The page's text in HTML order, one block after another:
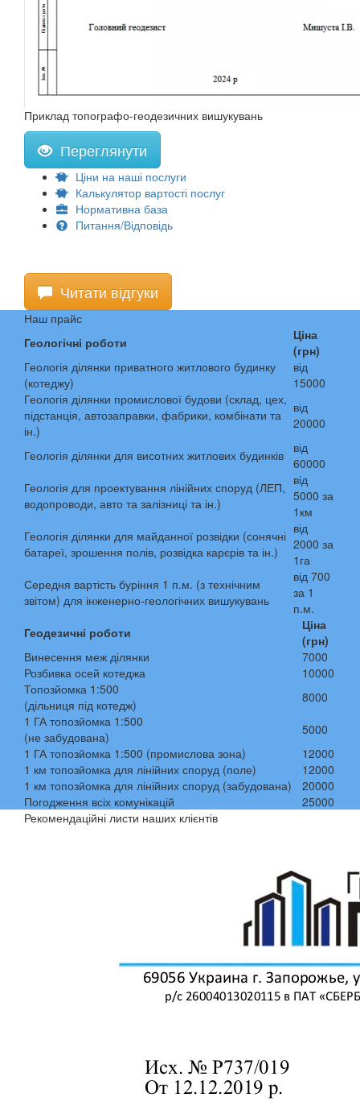
Приклад топографо-геодезичних вишукувань
Переглянути
Ціни на наші послуги
Калькулятор вартості послуг
Нормативна база
Питання/Відповідь
Читати відгуки
Наш прайс
Геологічні роботи
Ціна
(грн)
Геологія ділянки приватного житлового будинку
(котеджу)
від
15000
Геологія ділянки промислової будови (склад, цех,
підстанція, автозаправки, фабрики, комбінати та
ін.)
від
20000
Геологія ділянки для висотних житлових будинків
від
60000
Геологія для проектування лінійних споруд (ЛЕП,
водопроводи, авто та залізниці та ін.)
від
5000 за
1км
Геологія ділянки для майданної розвідки (сонячні
батареї, зрошення полів, розвідка карєрів та ін.)
від
2000 за
1га
Середня вартість буріння 1 п.м. (з технічним
звітом) для інженерно-геологічних вишукувань
від 700
за 1
п.м.
Геодезичні роботи
Ціна
(грн)
Винесення меж ділянки
7000
Розбивка осей котеджа
10000
Топозйомка 1:500
(дільниця під котедж)
8000
1 ГА топозйомка 1:500
(не забудована)
5000
1 ГА топозйомка 1:500 (промислова зона)
12000
1 км топозйомка для лінійних споруд (поле)
12000
1 км топозйомка для лінійних споруд (забудована)
20000
Погодження всіх комунікацій
25000
Рекомендаційні листи наших клієнтів